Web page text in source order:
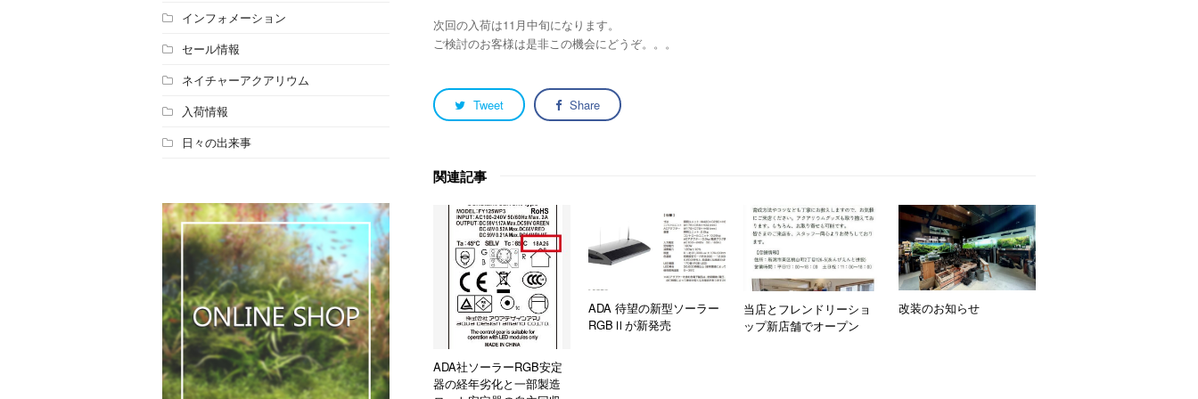
次回の入荷は11月中旬になります。
ご検討のお客様は是非この機会にどうぞ。。。
Tweet Share
関連記事
ADA社ソーラーRGB安定
器の経年劣化と一部製造
ADA 待望の新型ソーラー
RGBⅡが新発売
当店とフレンドリーショ
ップ新店舗でオープン
改装のお知らせ
インフォメーション
セール情報
ネイチャーアクアリウム
入荷情報
日々の出来事